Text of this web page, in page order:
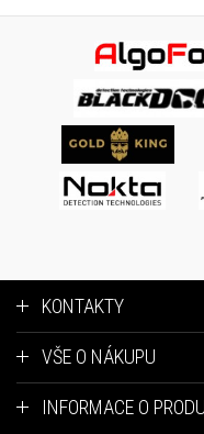
KONTAKTY
VŠE O NÁKUPU
INFORMACE O